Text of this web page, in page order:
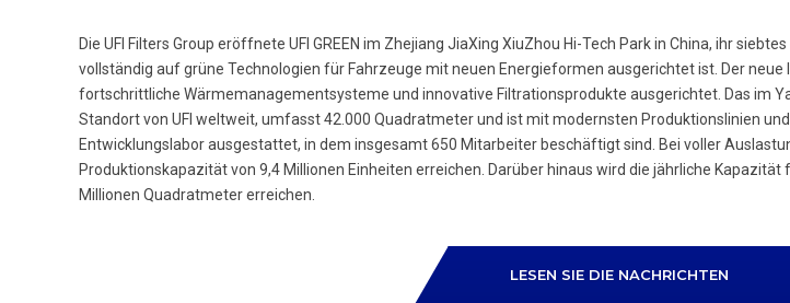
Die UFI Filters Group eröffnete UFI GREEN im Zhejiang JiaXing XiuZhou Hi-Tech Park in China, ihr
vollständig auf grüne Technologien für Fahrzeuge mit neuen Energieformen ausgerichtet ist. Der
fortschrittliche Wärmemanagementsysteme und innovative Filtrationsprodukte ausgerichtet. Das im
Standort von UFI weltweit, umfasst 42.000 Quadratmeter und ist mit modernsten Produktionslinien
Entwicklungslabor ausgestattet, in dem insgesamt 650 Mitarbeiter beschäftigt sind. Bei voller
Produktionskapazität von 9,4 Millionen Einheiten erreichen. Darüber hinaus wird die jährliche
Millionen Quadratmeter erreichen.
LESEN SIE DIE NACHRICHTEN